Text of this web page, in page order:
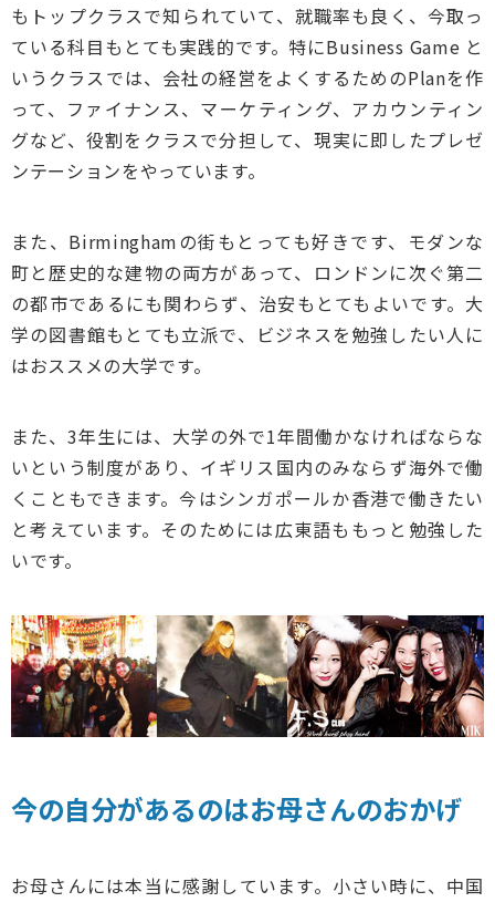
もトップクラスで知られていて、就職率も良く、今取っ
ている科目もとても実践的です。特にBusiness Game と
いうクラスでは、会社の経営をよくするためのPlanを作
って、ファイナンス、マーケティング、アカウンティン
グなど、役割をクラスで分担して、現実に即したプレゼ
ンテーションをやっています。
また、Birminghamの街もとっても好きです、モダンな
町と歴史的な建物の両方があって、ロンドンに次ぐ第二
の都市であるにも関わらず、治安もとてもよいです。大
学の図書館もとても立派で、ビジネスを勉強したい人に
はおススメの大学です。
また、3年生には、大学の外で1年間働かなければならな
いという制度があり、イギリス国内のみならず海外で働
くこともできます。今はシンガポールか香港で働きたい
と考えています。そのためには広東語ももっと勉強した
いです。
今の自分があるのはお母さんのおかげ
お母さんには本当に感謝しています。小さい時に、中国